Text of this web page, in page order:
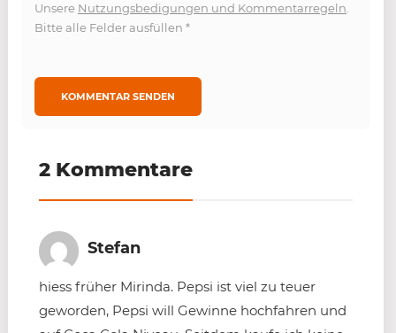
Unsere Nutzungsbedigungen und Kommentarregeln.
Bitte alle Felder ausfüllen *
2 Kommentare
Stefan
hiess früher Mirinda. Pepsi ist viel zu teuer
geworden, Pepsi will Gewinne hochfahren und